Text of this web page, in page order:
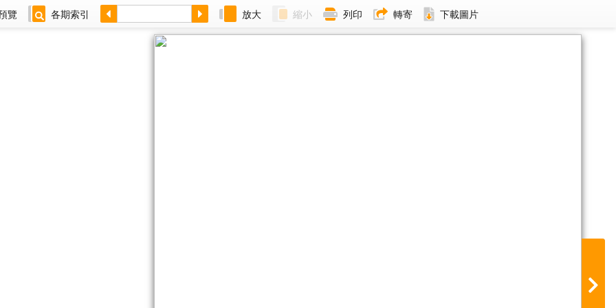
覽 各期索引 放大 縮小 列印 轉寄 下載圖片